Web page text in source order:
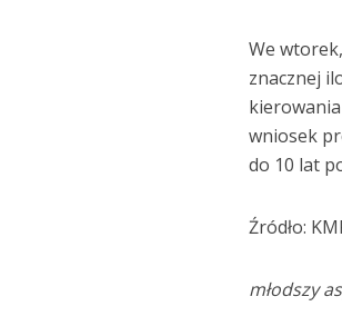
We
znacznej
wniosek
do 10 lat
Źródło:
młodszy